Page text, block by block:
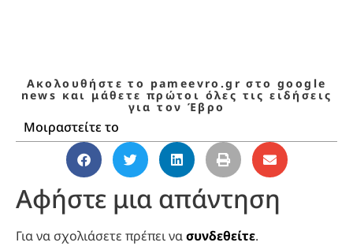
Ακολουθήστε το pameevro.gr στο google
news και μάθετε πρώτοι όλες τις ειδήσεις
για τον Έβρο
Μοιραστείτε το
Αφήστε μια απάντηση
Για να σχολιάσετε πρέπει νασυνδεθείτε.